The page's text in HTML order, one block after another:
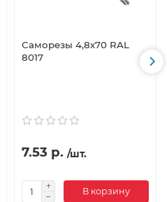
Саморезы 4,8х70 RAL
8017
7.53 р. /шт.
В корзину